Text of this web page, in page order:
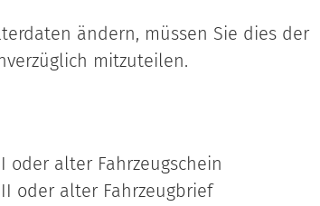
ändern, müssen Sie dies der
mitzuteilen.
oder alter Fahrzeugschein
oder alter Fahrzeugbrief